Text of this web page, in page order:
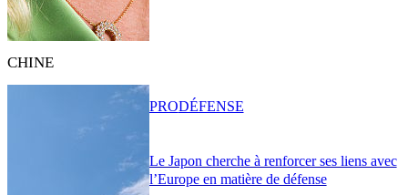
CHINE
Le Japon cherche à renforcer ses liens avec
l’Europe en matière de défense
PRODÉFENSE